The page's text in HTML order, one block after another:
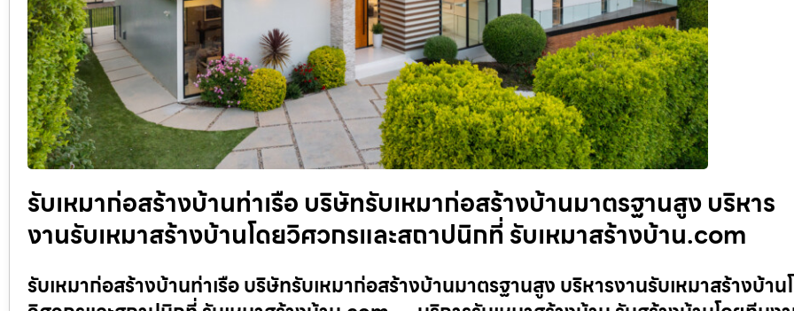
รับเหมาก่อสร้างบ้านท่าเรือ บริษัทรับเหมาก่อสร้างบ้านมาตรฐานสูง บริหาร
งานรับเหมาสร้างบ้านโดยวิศวกรและสถาปนิกที่ รับเหมาสร้างบ้าน.com
รับเหมาก่อสร้างบ้านท่าเรือ บริษัทรับเหมาก่อสร้างบ้านมาตรฐานสูง บริหารงานรับเหมาสร้างบ้าน